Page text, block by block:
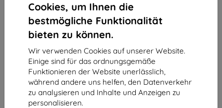
Cookies, um Ihnen die
bestmögliche Funktionalität
bieten zu können.
Wir verwenden Cookies auf unserer Website.
Einige sind für das ordnungsgemäße
Funktionieren der Website unerlässlich,
während andere uns helfen, den Datenverkehr
zu analysieren und Inhalte und Anzeigen zu
personalisieren.
Galaxy A5 (2017) ponúka jedinečný vzhľad vďaka 3D
zadnému sklu v kombinácii s 5.2" Super AMOLED displejom.
Čisté línie a precízne výrobné spracovanie zaujmú na prvý
pohľad
Produktbeschreibung
245,90 €
221,32 €
ohne MWSt185,98 €